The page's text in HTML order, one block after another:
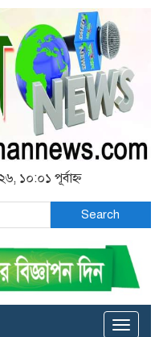
১০:০১ পূর্বাহ্ন
Search
Toggle